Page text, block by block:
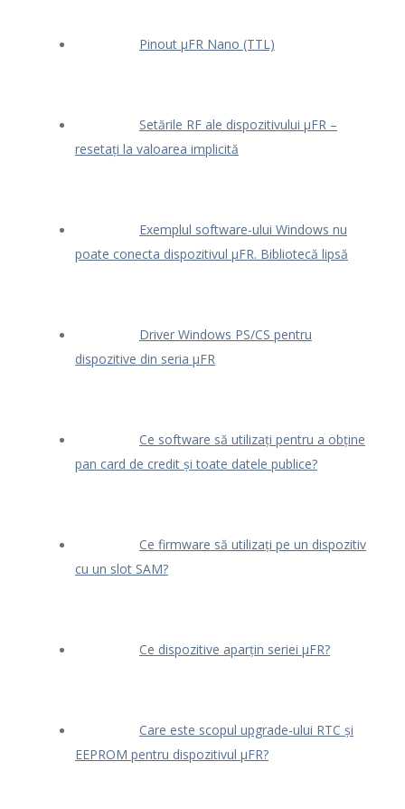
Pinout μFR Nano (TTL)
Setările RF ale dispozitivului μFR –
resetați la valoarea implicită
Exemplul software-ului Windows nu
poate conecta dispozitivul μFR. Bibliotecă lipsă
Driver Windows PS/CS pentru
dispozitive din seria μFR
Ce software să utilizați pentru a obține
pan card de credit și toate datele publice?
Ce firmware să utilizați pe un dispozitiv
cu un slot SAM?
Ce dispozitive aparțin seriei μFR?
Care este scopul upgrade-ului RTC și
EEPROM pentru dispozitivul μFR?